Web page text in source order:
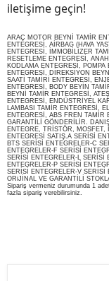
iletişime geçin!
ARAÇ MOTOR BEYNİ TAMİR
ENTEGRESİ, AİRBAG (HAVA
ENTEGRESİ, İMMOBİLİZER
RESETLEME ENTEGRESİ,
KODLAMA ENTEGRESİ,
ENTEGRESİ, DİREKSİYON
SAATİ TAMİRİ ENTEGRESİ,
ENTEGRESİ, BODY BEYİN
BEYNİ TAMİR ENTEGRESİ,
ENTEGRESİ, ENDÜSTRİYEL
LAMBASI TAMİR ENTEGRESİ,
ENTEGRESİ, ABS FREN TAMİR
GARANTİLİ GÖNDERİLİR.
ENTEGRE, TRİSTÖR,
ENTEGRESİ SATIŞ.A SERİSİ
BTS SERİSİ ENTEGRELER-C
ENTEGRELER-F SERİSİ
SERİSİ ENTEGRELER-L SERİSİ
ENTEGRELER-P SERİSİ
SERİSİ ENTEGRELER-V SERİSİ
ORiJİNAL VE GARANTİLİ
Sipariş vermeniz durumunda 1
fazla sipariş verebilirsiniz.